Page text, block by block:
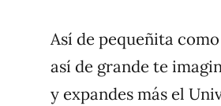
Así de pequeñita
así de grande te
y expandes más el